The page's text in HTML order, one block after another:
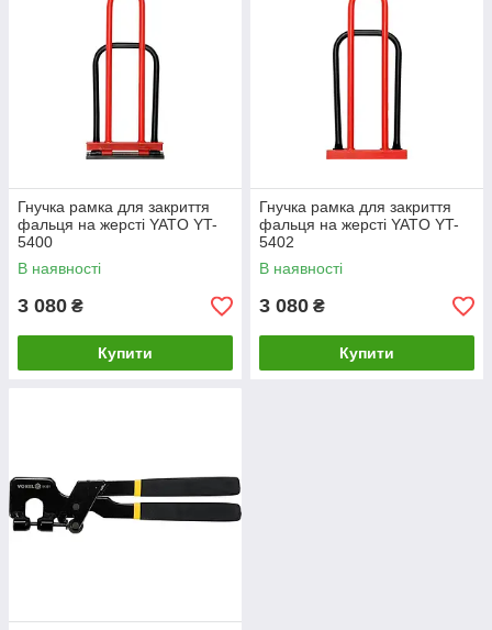
Гнучка рамка для закриття
фальця на жерсті YATO YT-
5400
В наявності
3 080 ₴
Купити
Гнучка рамка для закриття
фальця на жерсті YATO YT-
5402
В наявності
3 080 ₴
Купити